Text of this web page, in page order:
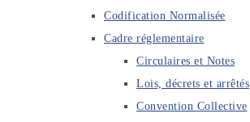
Codification Normalisée
Cadre réglementaire
Circulaires et Notes
Lois, décrets et arrêtés
Convention Collective